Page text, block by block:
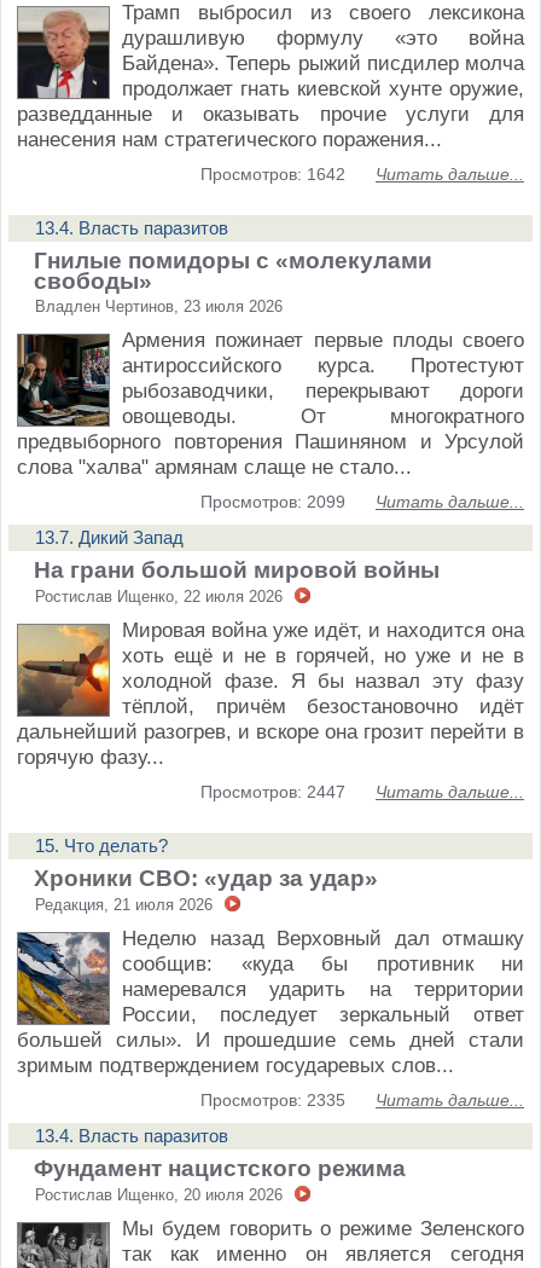
Трамп выбросил из своего лексикона
дурашливую формулу «это война
Байдена». Теперь рыжий писдилер молча
продолжает гнать киевской хунте оружие,
разведданные и оказывать прочие услуги для
нанесения нам стратегического поражения...
Читать дальше...
Просмотров: 1642
13.4. Власть паразитов
Гнилые помидоры с «молекулами
свободы»
Владлен Чертинов, 23 июля 2026
Армения пожинает первые плоды своего
антироссийского курса. Протестуют
рыбозаводчики, перекрывают дороги
овощеводы. От многократного
предвыборного повторения Пашиняном и Урсулой
слова "халва" армянам слаще не стало...
Читать дальше...
Просмотров: 2099
13.7. Дикий Запад
На грани большой мировой войны
Ростислав Ищенко, 22 июля 2026
Мировая война уже идёт, и находится она
хоть ещё и не в горячей, но уже и не в
холодной фазе. Я бы назвал эту фазу
тёплой, причём безостановочно идёт
дальнейший разогрев, и вскоре она грозит перейти в
горячую фазу...
Читать дальше...
Просмотров: 2447
15. Что делать?
Хроники СВО: «удар за удар»
Редакция, 21 июля 2026
Неделю назад Верховный дал отмашку
сообщив: «куда бы противник ни
намеревался ударить на территории
России, последует зеркальный ответ
большей силы». И прошедшие семь дней стали
зримым подтверждением государевых слов...
Читать дальше...
Просмотров: 2335
13.4. Власть паразитов
Фундамент нацистского режима
Ростислав Ищенко, 20 июля 2026
Мы будем говорить о режиме Зеленского
так как именно он является сегодня